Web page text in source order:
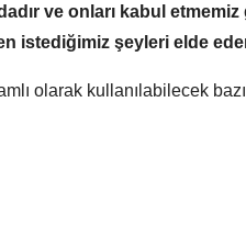
ve onları kabul etmemiz
istediğimiz şeyleri elde
olarak kullanılabilecek